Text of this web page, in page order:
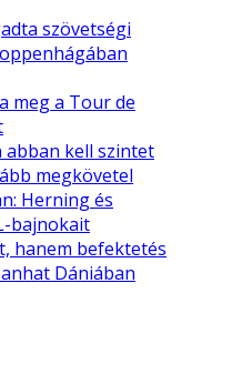
szövetségi
meg a Tour de
kell szintet
megkövetel
Herning és
bajnokait
hanem befektetés
Dániában